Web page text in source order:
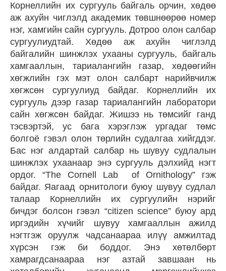
Корнеллийн их сургууль байгаль орчин, хөдөө
аж ахуйн чиглэлд академик төвшнөөрөө номер
нэг, хамгийн сайн сургууль. Дотроо олон салбар
сургуулиудтай. Хөдөө аж ахуйн чиглэлд
байгалийн шинжлэх ухааны сургууль, байгаль
хамгааллын, тариалангийн газар, хөдөөгийн
хөгжлийн гэх мэт олон салбарт нарийвчилж
хөгжсөн сургуулиуд байдаг. Корнеллийн их
сургууль дээр газар тариалангийн лаборатори
сайн хөгжсөн байдаг. Жишээ нь төмсийг ганд
тэсвэртэй, ус бага хэрэглэж ургадаг төмс
болгоё гэвэл олон төрлийн судалгаа хийгддэг.
Бас нэг алдартай салбар нь шувуу судлалын
шинжлэх ухаанаар энэ сургууль дэлхийд нэгт
ордог. “The Cornell Lab of Ornithology” гэж
байдаг. Яагаад орнитологи буюу шувуу судлал
талаар Корнеллийн их сургуулийн нэрийг
бичдэг болсон гэвэл “citizen science” буюу ард
иргэдийн хүчийг шувуу хамгааллын ажилд
нэгтгэж оруулж чадсанаараа илүү амжилтад
хүрсэн гэж би боддог. Энэ хөтөлбөрт
хамрагдсанаараа нэг азтай завшаан нь